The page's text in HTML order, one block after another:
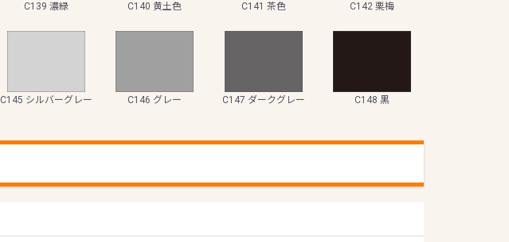
C139 濃緑 C140 黄土色 C141 茶色 C142 栗梅
C145 シルバーグレー C146 グレー C147 ダークグレー C148 黒